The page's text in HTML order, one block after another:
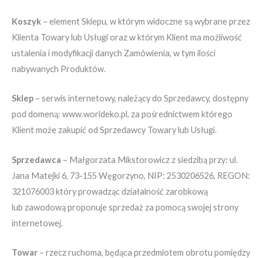
Koszyk – element Sklepu, w którym widoczne są wybrane przez
Klienta Towary lub Usługi oraz w którym Klient ma możliwość
ustalenia i modyfikacji danych Zamówienia, w tym ilości
nabywanych Produktów.
Sklep – serwis internetowy, należący do Sprzedawcy, dostępny
pod domeną: www.worldeko.pl, za pośrednictwem którego
Klient może zakupić od Sprzedawcy Towary lub Usługi.
Sprzedawca – Małgorzata Mikstorowicz z siedzibą przy: ul.
Jana Matejki 6, 73-155 Węgorzyno, NIP: 2530206526, REGON:
321076003 który prowadząc działalność zarobkową
lub zawodową proponuje sprzedaż za pomocą swojej strony
internetowej.
Towar – rzecz ruchoma, będąca przedmiotem obrotu pomiędzy